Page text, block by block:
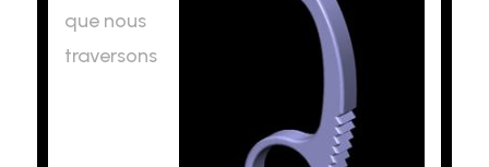
que nous
traversons